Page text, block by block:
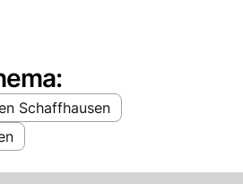
Schaffhausen